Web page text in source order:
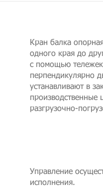
Кран балка
одного края до
с помощью
перпендикулярно
устанавливают в
разгрузочно-
Управление
исполнения.